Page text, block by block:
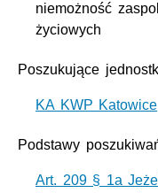
niemożność
życiowych
Poszukujące
KA KWP Katowice
Podstawy
Art. 209 § 1a